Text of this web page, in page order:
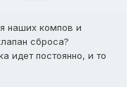
наших компов и
сброса?
идет постоянно, и то